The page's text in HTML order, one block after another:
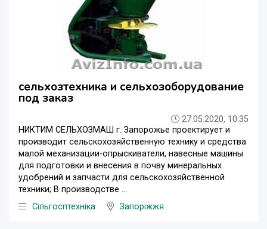
сельхозтехника и сельхозоборудование
под заказ
27.05.2020, 10:35
НИКТИМ СЕЛЬХОЗМАШ г. Запорожье проектирует и
производит сельскохозяйственную технику и средства
малой механизации-опрыскиватели, навесные машины
для подготовки и внесения в почву минеральных
удобрений и запчасти для сельскохозяйственной
техники; В производстве ...
Сільгосптехніка
Запоріжжя